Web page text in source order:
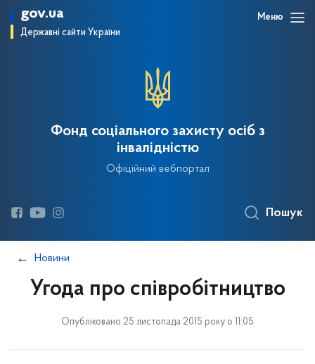
gov.ua
Державні сайти України
Меню
Фонд соціального захисту осіб з
інвалідністю
Офіційний вебпортал
Пошук
Новини
Угода про співробітництво
Опубліковано 25 листопада 2015 року о 11:05